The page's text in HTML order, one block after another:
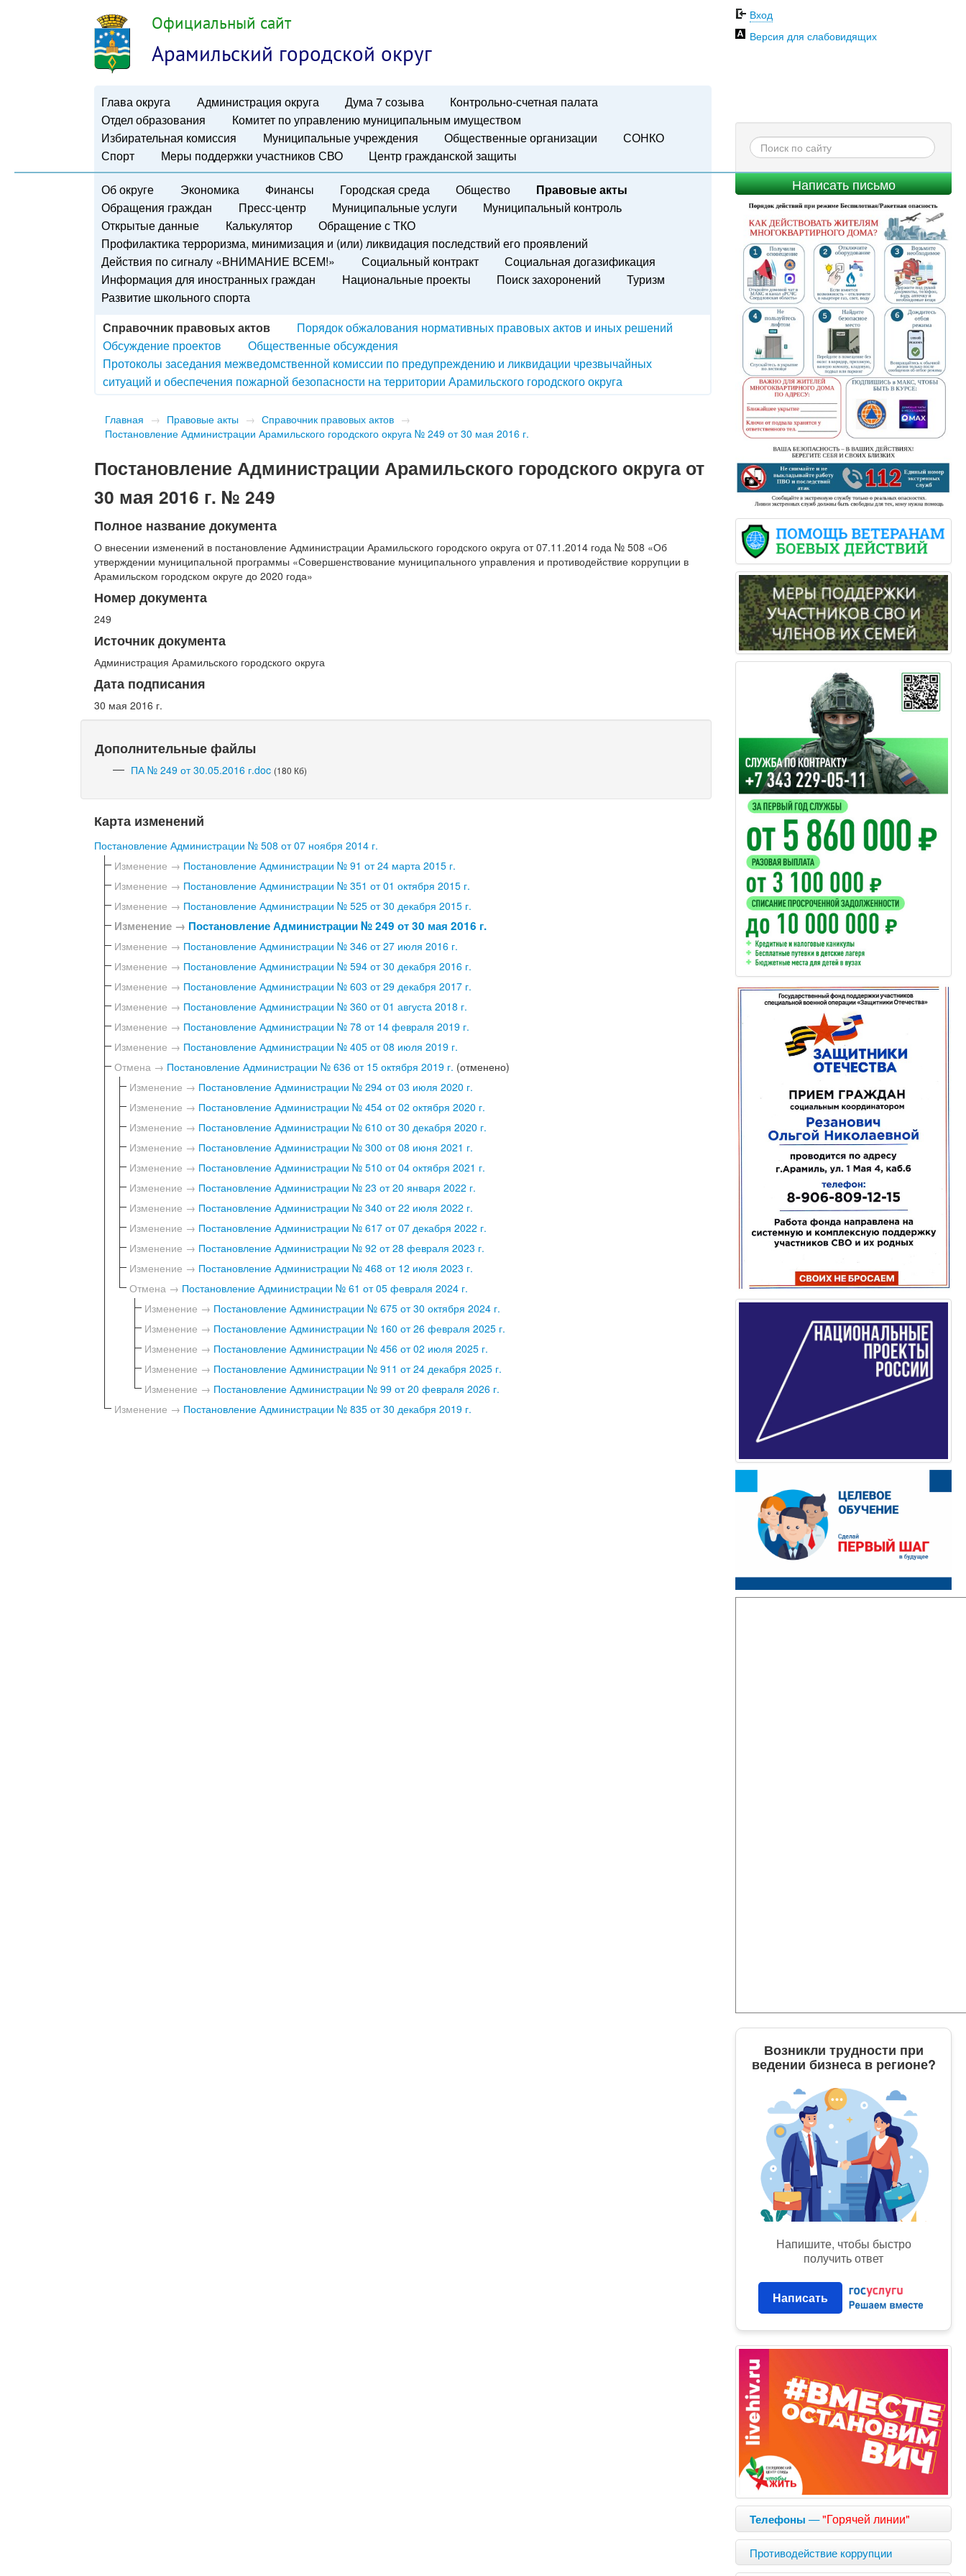
Официальный сайт
Арамильский городской округ
Глава округа Администрация округа Дума 7 созыва
Контрольно-счетная палата
Отдел образования
Комитет по управлению муниципальным имуществом
Избирательная комиссия
Муниципальные учреждения Общественные организации
СОНКО
Спорт
Меры поддержки участников СВО Центр гражданской защиты
Вход
Версия для слабовидящих
Написать письмо
Об округе Экономика Финансы Городская среда Общество
Правовые акты
Обращения граждан
Пресс-центр Муниципальные услуги
Муниципальный контроль
Открытые данные
Калькулятор
Обращение с ТКО
Профилактика терроризма, минимизация и (или) ликвидация последствий его проявлений
Действия по сигналу «ВНИМАНИЕ ВСЕМ!»
Социальный контракт
Социальная догазификация
Информация для иностранных граждан
Национальные проекты Поиск захоронений
Туризм
Развитие школьного спорта
Справочник правовых актов
Порядок обжалования нормативных правовых актов и иных решений
Обсуждение проектов
Общественные обсуждения
Протоколы заседания межведомственной комиссии по предупреждению и ликвидации чрезвычайных
ситуаций и обеспечения пожарной безопасности на территории Арамильского городского округа
Главная → Правовые акты → Справочник правовых актов →
Постановление Администрации Арамильского городского округа № 249 от 30 мая 2016 г.
Постановление Администрации Арамильского городского округа от
30 мая 2016 г. № 249
Полное название документа
О внесении изменений в постановление Администрации Арамильского городского округа от 07.11.2014 года № 508 «Об
утверждении муниципальной программы «Совершенствование муниципального управления и противодействие коррупции в
Арамильском городском округе до 2020 года»
Номер документа
249
Источник документа
Администрация Арамильского городского округа
Дата подписания
30 мая 2016 г.
Дополнительные файлы
ПА № 249 от 30.05.2016 г.doc (180 Кб)
Карта изменений
Постановление Администрации № 508 от 07 ноября 2014 г.
Изменение → Постановление Администрации № 91 от 24 марта 2015 г.
Изменение → Постановление Администрации № 351 от 01 октября 2015 г.
Изменение → Постановление Администрации № 525 от 30 декабря 2015 г.
Изменение → Постановление Администрации № 249 от 30 мая 2016 г.
Изменение → Постановление Администрации № 346 от 27 июля 2016 г.
Изменение → Постановление Администрации № 594 от 30 декабря 2016 г.
Изменение → Постановление Администрации № 603 от 29 декабря 2017 г.
Изменение → Постановление Администрации № 360 от 01 августа 2018 г.
Изменение → Постановление Администрации № 78 от 14 февраля 2019 г.
Изменение → Постановление Администрации № 405 от 08 июля 2019 г.
Отмена → Постановление Администрации № 636 от 15 октября 2019 г. (отменено)
Изменение → Постановление Администрации № 294 от 03 июля 2020 г.
Изменение → Постановление Администрации № 454 от 02 октября 2020 г.
Изменение → Постановление Администрации № 610 от 30 декабря 2020 г.
Изменение → Постановление Администрации № 300 от 08 июня 2021 г.
Изменение → Постановление Администрации № 510 от 04 октября 2021 г.
Изменение → Постановление Администрации № 23 от 20 января 2022 г.
Изменение → Постановление Администрации № 340 от 22 июля 2022 г.
Изменение → Постановление Администрации № 617 от 07 декабря 2022 г.
Изменение → Постановление Администрации № 92 от 28 февраля 2023 г.
Изменение → Постановление Администрации № 468 от 12 июля 2023 г.
Отмена → Постановление Администрации № 61 от 05 февраля 2024 г.
Изменение → Постановление Администрации № 675 от 30 октября 2024 г.
Изменение → Постановление Администрации № 160 от 26 февраля 2025 г.
Изменение → Постановление Администрации № 456 от 02 июля 2025 г.
Изменение → Постановление Администрации № 911 от 24 декабря 2025 г.
Изменение → Постановление Администрации № 99 от 20 февраля 2026 г.
Изменение → Постановление Администрации № 835 от 30 декабря 2019 г.
Возникли трудности при
ведении бизнеса в регионе?
Напишите, чтобы быстро
получить ответ
Написать
Телефоны —"Горячей линии"
Противодействие коррупции